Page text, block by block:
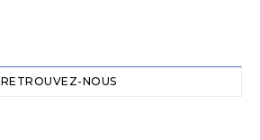
RETROUVEZ-NOUS